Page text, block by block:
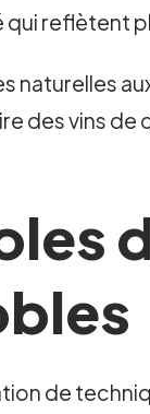
qui reflètent
naturelles
des vins
de